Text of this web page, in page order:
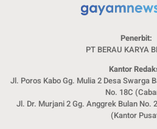
Penerbit:
PT BERAU KARYA
Kantor
Jl. Poros Kabo Gg. Mulia 2 Desa Swarga
No. 18C
Jl. Dr. Murjani 2 Gg. Anggrek Bulan No.
(Kantor